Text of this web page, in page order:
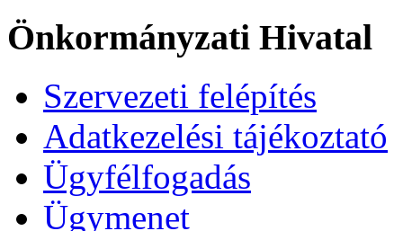
Önkormányzati Hivatal
Szervezeti felépítés
Adatkezelési tájékoztató
Ügyfélfogadás
Ügymenet